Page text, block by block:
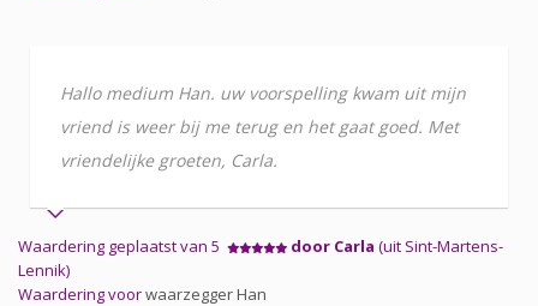
Hallo medium Han. uw voorspelling kwam uit mijn
vriend is weer bij me terug en het gaat goed. Met
vriendelijke groeten, Carla.
Waardering geplaatst van 5 door Carla (uit Sint-Martens-
Lennik)
Waardering voorwaarzegger Han